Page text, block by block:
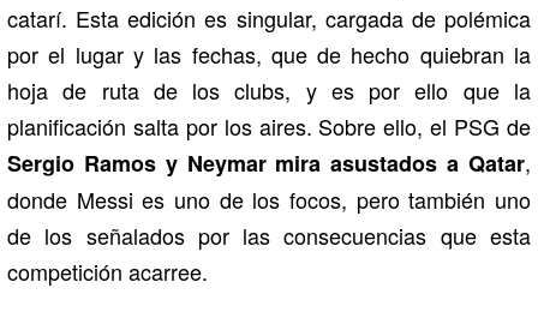
catarí. Esta edición es singular, cargada de polémica
por el lugar y las fechas, que de hecho quiebran la
hoja de ruta de los clubs, y es por ello que la
planificación salta por los aires. Sobre ello, el PSG de
Sergio Ramos y Neymar mira asustados a Qatar,
donde Messi es uno de los focos, pero también uno
de los señalados por las consecuencias que esta
competición acarree.